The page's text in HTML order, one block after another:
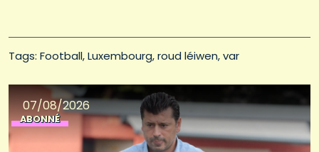
Tags: Football Luxembourg roud léiwen var
07/08/2026
ABONNÉ